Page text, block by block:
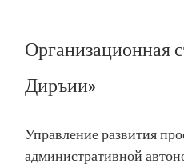
Организационная
Диръии»
Управление развития
административной